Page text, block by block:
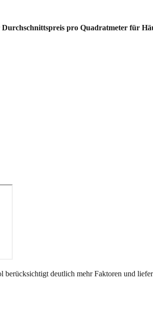
pro Quadratmeter für
berücksichtigt deutlich mehr Faktoren und